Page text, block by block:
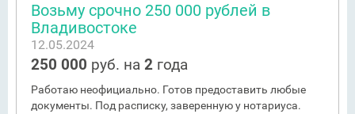
Возьму срочно 250 000 рублей в
Владивостоке
12.05.2024
250 000 руб. на 2 года
Работаю неофициально. Готов предоставить любые
документы. Под расписку, заверенную у нотариуса.